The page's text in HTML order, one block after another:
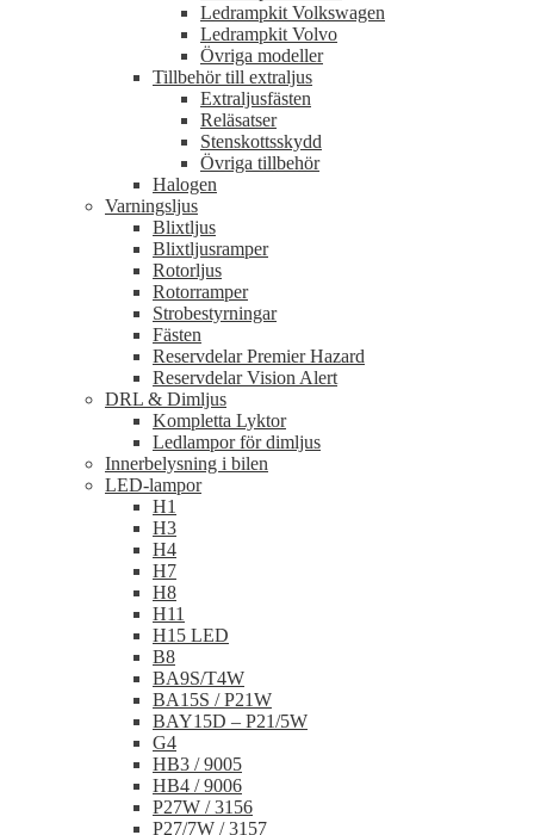
Ledrampkit Volkswagen
Ledrampkit Volvo
Övriga modeller
Tillbehör till extraljus
Extraljusfästen
Reläsatser
Stenskottsskydd
Övriga tillbehör
Halogen
Varningsljus
Blixtljus
Blixtljusramper
Rotorljus
Rotorramper
Strobestyrningar
Fästen
Reservdelar Premier Hazard
Reservdelar Vision Alert
DRL & Dimljus
Kompletta Lyktor
Ledlampor för dimljus
Innerbelysning i bilen
LED-lampor
H1
H3
H4
H7
H8
H11
H15 LED
B8
BA9S/T4W
BA15S / P21W
BAY15D – P21/5W
G4
HB3 / 9005
HB4 / 9006
P27W / 3156
P27/7W / 3157